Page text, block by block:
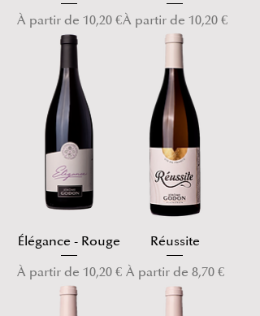
À partir de 10,20 €
Prix promotionnelÀ partir de 10,20 €
Prix promotionnel
Élégance - Rouge
À partir de 10,20 €
Prix promotionnel
Réussite
À partir de 8,70 €
Prix promotionnel